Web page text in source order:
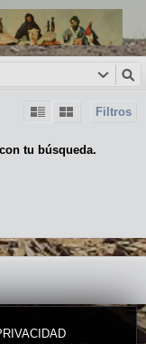
Filtros
tu búsqueda.